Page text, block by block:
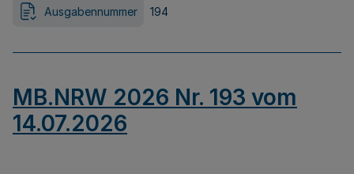
Ausgabennummer 194
MB.NRW 2026 Nr. 193 vom
14.07.2026